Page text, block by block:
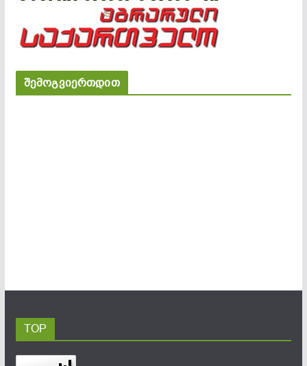
შემოგვიერთდით
TOP